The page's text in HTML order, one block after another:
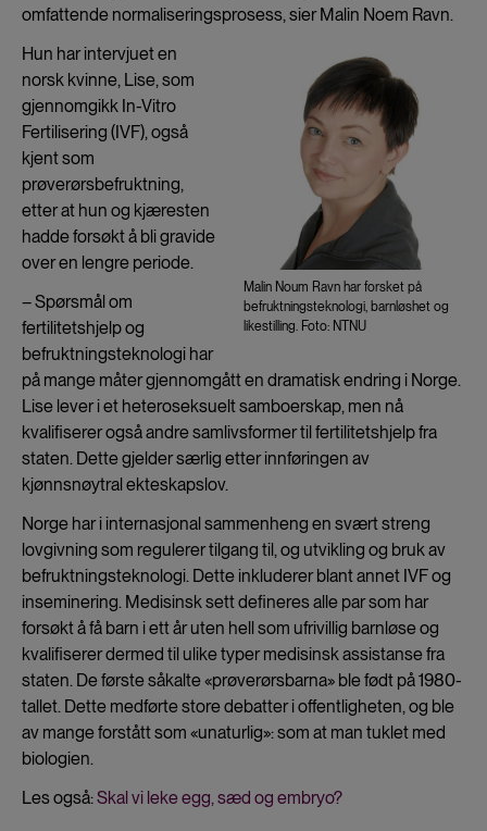
omfattende normaliseringsprosess, sier Malin Noem Ravn.
Malin Noum Ravn har forsket på
befruktningsteknologi, barnløshet og
likestilling. Foto: NTNU
Hun har intervjuet en
norsk kvinne, Lise, som
gjennomgikk In-Vitro
Fertilisering (IVF), også
kjent som
prøverørsbefruktning,
etter at hun og kjæresten
hadde forsøkt å bli gravide
over en lengre periode.
– Spørsmål om
fertilitetshjelp og
befruktningsteknologi har
på mange måter gjennomgått en dramatisk endring i Norge.
Lise lever i et heteroseksuelt samboerskap, men nå
kvalifiserer også andre samlivsformer til fertilitetshjelp fra
staten. Dette gjelder særlig etter innføringen av
kjønnsnøytral ekteskapslov.
Norge har i internasjonal sammenheng en svært streng
lovgivning som regulerer tilgang til, og utvikling og bruk av
befruktningsteknologi. Dette inkluderer blant annet IVF og
inseminering. Medisinsk sett defineres alle par som har
forsøkt å få barn i ett år uten hell som ufrivillig barnløse og
kvalifiserer dermed til ulike typer medisinsk assistanse fra
staten. De første såkalte «prøverørsbarna» ble født på 1980-
tallet. Dette medførte store debatter i offentligheten, og ble
av mange forstått som «unaturlig»: som at man tuklet med
biologien.
Les også:Skal vi leke egg, sæd og embryo?